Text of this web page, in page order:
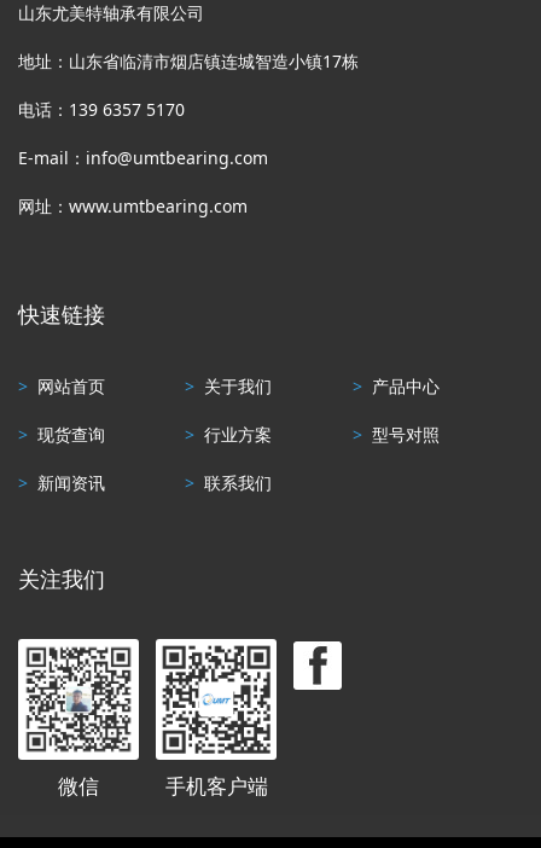
山东尤美特轴承有限公司
地址：山东省临清市烟店镇连城智造小镇17栋
电话：139 6357 5170
E-mail：info@umtbearing.com
网址：www.umtbearing.com
快速链接
> 网站首页 > 关于我们 > 产品中心
> 现货查询 >行业方案 > 型号对照
> 新闻资讯 >联系我们
关注我们
微信 手机客户端